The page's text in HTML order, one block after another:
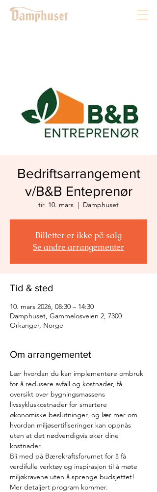
Bedriftsarrangement
v/B&B Enteprenør
tir. 10. mars
  |
Damphuset
Billetter er ikke på salg
Se andre arrangementer
Tid & sted
10. mars 2026, 08:30 – 14:30
Damphuset, Gammelosveien 2, 7300
Orkanger, Norge
Om arrangementet
Lær hvordan du kan implementere ombruk
for å redusere avfall og kostnader, få
oversikt over bygningsmassens
livssykluskostnader for smartere
økonomiske beslutninger, og lær mer om
hvordan miljøsertifiseringer kan oppnås
uten at det nødvendigvis øker dine
kostnader.
Bli med på Bærekraftsforumet for å få
verdifulle verktøy og inspirasjon til å møte
miljøkravene uten å sprenge budsjettet!
Mer detaljert program kommer.